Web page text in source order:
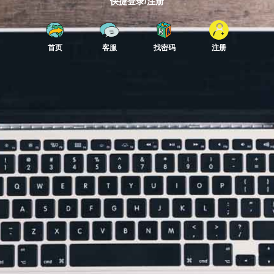
首页 客服 找密码 注册